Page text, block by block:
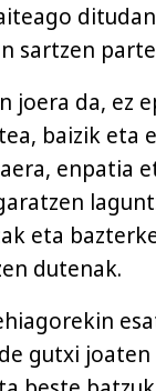
sartzen
joera da, ez
baizik eta
enpatia
eta
dutenak.
gutxi